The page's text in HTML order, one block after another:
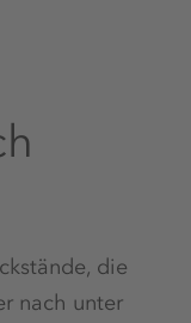
die
nach unter